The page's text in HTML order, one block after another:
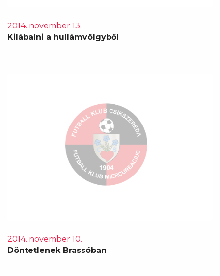
2014. november 13.
Kilábalni a hullámvölgyből
2014. november 10.
Döntetlenek Brassóban